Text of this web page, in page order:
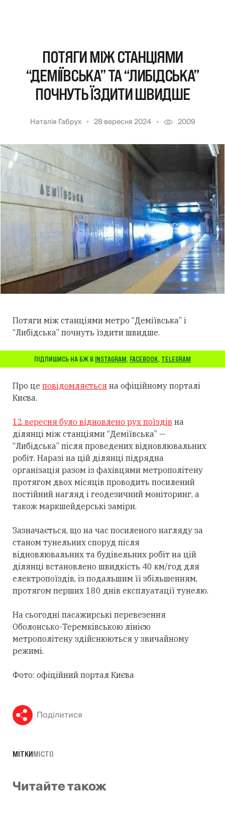
ПОТЯГИ МІЖ СТАНЦІЯМИ
“ДЕМІЇВСЬКА” ТА “ЛИБІДСЬКА”
ПОЧНУТЬ ЇЗДИТИ ШВИДШЕ
Наталія Габрух 28 вересня 2024 2009
Потяги між станціями метро “Деміївська” і
“Либідська” почнуть їздити швидше.
ПІДПИШИСЬ НА БЖ В INSTAGRAM, FACEBOOK, TELEGRAM
Про це повідомляється на офіційному порталі
Києва.
12 вересня було відновлено рух поїздів на
ділянці між станціями “Деміївська” —
“Либідська” після проведених відновлювальних
робіт. Наразі на цій ділянці підрядна
організація разом із фахівцями метрополітену
протягом двох місяців проводить посилений
постійний нагляд і геодезичний моніторинг, а
також маркшейдерські заміри.
Зазначається, що на час посиленого нагляду за
станом тунельних споруд після
відновлювальних та будівельних робіт на цій
ділянці встановлено швидкість 40 км/год для
електропоїздів, із подальшим її збільшенням,
протягом перших 180 днів експлуатації тунелю.
На сьогодні пасажирські перевезення
Оболонсько-Теремківською лінією
метрополітену здійснюються у звичайному
режимі.
Фото: офіційний портал Києва
Поділитися
МІТКИМІСТО
Читайте також